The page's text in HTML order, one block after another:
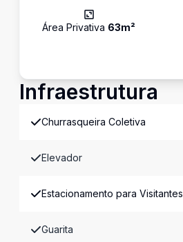
Área Privativa 63m²
Infraestrutura
Churrasqueira Coletiva
Elevador
Estacionamento para Visitantes
Guarita